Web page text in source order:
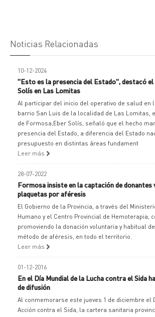
Noticias Relacionadas
10-12-2024
"Esto es la presencia del Estado", destacó
Solís en Las Lomitas
Al participar del inicio del operativo de salud en
barrio San Luis de la localidad de Las Lomitas,
de Formosa,Eber Solís, señaló que el hecho
presencia del Estado, a diferencia del Estado
presupuesto en distintas áreas fundament
Leer más
28-07-2022
Formosa insiste en la captación de
plaquetas por aféresis
El Gobierno de la Provincia, a través del
Humano y el Centro Provincial de Hemoterapia,
promoviendo la donación voluntaria y habitual
método de aféresis, en todo el territorio.
Leer más
01-12-2016
En el Día Mundial de la Lucha contra el Sida
de difusión
Al conmemorarse este jueves 1 de diciembre el
Acción contra el Sida, la cartera sanitaria